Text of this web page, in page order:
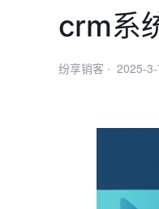
crm系
纷享销客 · 2025-